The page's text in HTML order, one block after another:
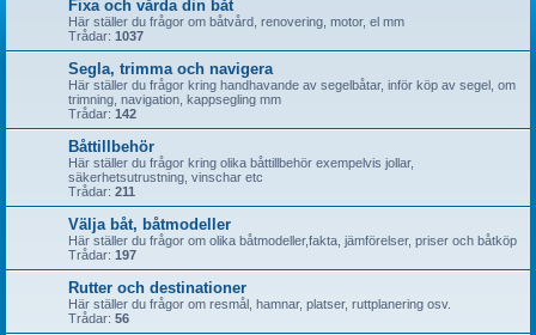
Fixa och vårda din båt
Här ställer du frågor om båtvård, renovering, motor, el mm
Trådar: 1037
Segla, trimma och navigera
Här ställer du frågor kring handhavande av segelbåtar, inför köp av segel, om
trimning, navigation, kappsegling mm
Trådar: 142
Båttillbehör
Här ställer du frågor kring olika båttillbehör exempelvis jollar,
säkerhetsutrustning, vinschar etc
Trådar: 211
Välja båt, båtmodeller
Här ställer du frågor om olika båtmodeller,fakta, jämförelser, priser och båtköp
Trådar: 197
Rutter och destinationer
Här ställer du frågor om resmål, hamnar, platser, ruttplanering osv.
Trådar: 56